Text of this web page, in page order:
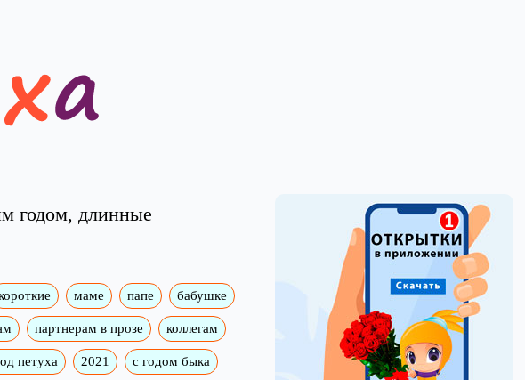
годом, длинные
маме папе бабушке
партнерам в прозе коллегам
петуха 2021 с годом быка